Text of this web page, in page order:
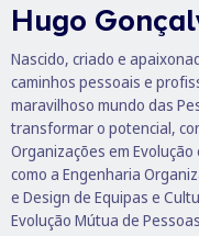
Hugo
Nascido, criado e
caminhos pessoais e
maravilhoso mundo das
transformar o potencial,
Organizações em
como a Engenharia
e Design de Equipas e
Evolução Mútua de
essenciais e funcionais
a experiência do
informações
sua atividade fora do
O
os respetivos serviços,
o
Cookies
Cookies para